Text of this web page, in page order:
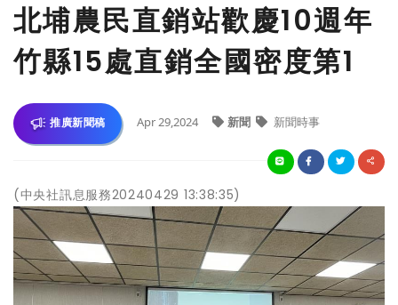
北埔農民直銷站歡慶10週年
竹縣15處直銷全國密度第1
推廣新聞稿 Apr 29,2024 新聞 新聞時事
(中央社訊息服務20240429 13:38:35)